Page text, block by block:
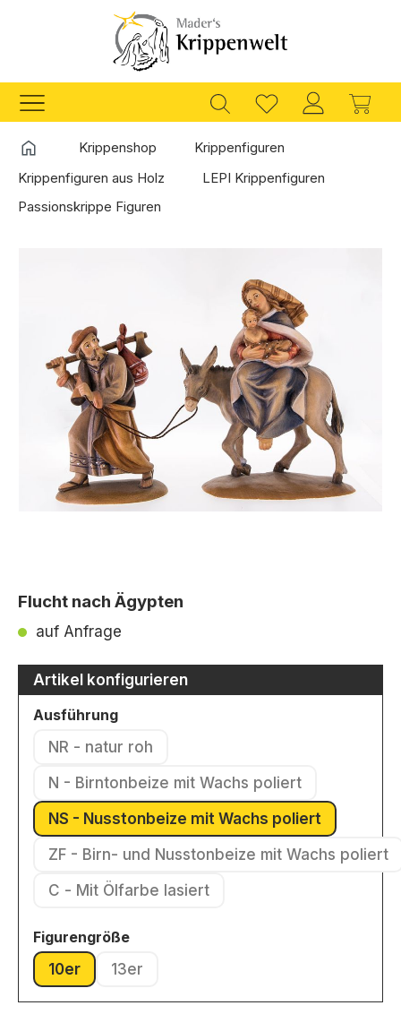
Zum Hauptinhalt springen
StartseiteKrippenshop
Krippenfiguren
Krippenfiguren aus Holz
LEPI Krippenfiguren
Passionskrippe Figuren
Flucht nach Ägypten
auf Anfrage
Artikel konfigurieren
Ausführungauswählen
NR - natur roh
(Diese Option ist zurzeit nicht verfügbar.)
N - Birntonbeize mit Wachs poliert
(Diese Option ist zurzeit nicht
NS - Nusstonbeize mit Wachs poliert
(Diese Option ist zurzeit nicht
ZF - Birn- und Nusstonbeize mit Wachs poliert
(Diese Option ist zurzeit
C - Mit Ölfarbe lasiert
(Diese Option ist zurzeit nicht verfügbar.)
Figurengrößeauswählen
10er
(Diese Option ist zurzeit nicht verfügbar.)
13er
(Diese Option ist zurzeit nicht verfügbar.)